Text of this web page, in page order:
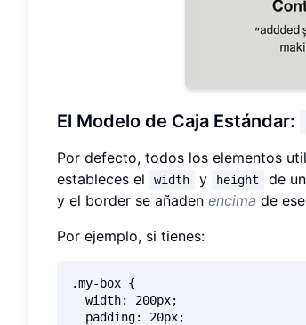
El Modelo de Caja Estándar:
Por defecto, todos los elementos
estableces el
width y height de
y el border se añaden encima de
Por ejemplo, si tienes:
.my-box {
  width: 200px;
  padding: 20px;